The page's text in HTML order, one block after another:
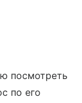
посмотреть
по его